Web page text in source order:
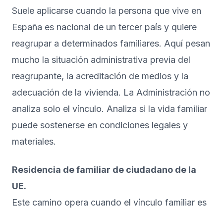
Suele aplicarse cuando la persona que vive en
España es nacional de un tercer país y quiere
reagrupar a determinados familiares. Aquí pesan
mucho la situación administrativa previa del
reagrupante, la acreditación de medios y la
adecuación de la vivienda. La Administración no
analiza solo el vínculo. Analiza si la vida familiar
puede sostenerse en condiciones legales y
materiales.
Residencia de familiar de ciudadano de la
UE.
Este camino opera cuando el vínculo familiar es